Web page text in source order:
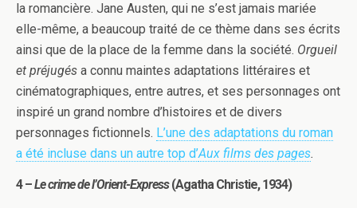
la romancière. Jane Austen, qui ne s’est jamais mariée
elle-même, a beaucoup traité de ce thème dans ses écrits
ainsi que de la place de la femme dans la société. Orgueil
et préjugés a connu maintes adaptations littéraires et
cinématographiques, entre autres, et ses personnages ont
inspiré un grand nombre d’histoires et de divers
personnages fictionnels. L’une des adaptations du roman
a été incluse dans un autre top d’Aux films des pages.
4 –Le crime de l’Orient-Express(Agatha Christie, 1934)